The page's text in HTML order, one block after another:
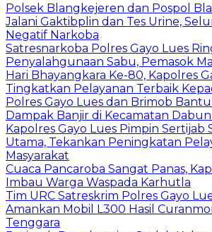
Polsek Blangkejeren dan Pospol
Jalani Gaktibplin dan Tes Urine,
Negatif Narkoba
Satresnarkoba Polres Gayo Lues
Penyalahgunaan Sabu, Pemasok
Hari Bhayangkara Ke-80, Kapolres
Tingkatkan Pelayanan Terbaik
Polres Gayo Lues dan Brimob
Dampak Banjir di Kecamatan
Kapolres Gayo Lues Pimpin Sertijab
Utama, Tekankan Peningkatan
Masyarakat
Cuaca Pancaroba Sangat Panas,
Imbau Warga Waspada Karhutla
Tim URC Satreskrim Polres Gayo
Amankan Mobil L300 Hasil
Tenggara